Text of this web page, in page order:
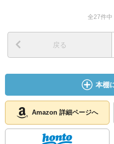
全27件中
戻る
本棚
Amazon 詳細ページへ